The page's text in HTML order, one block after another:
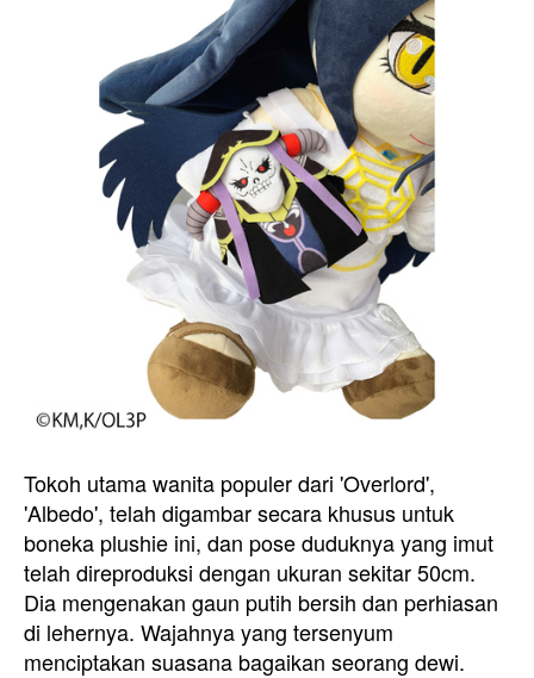
Tokoh utama wanita populer dari 'Overlord',
'Albedo', telah digambar secara khusus untuk
boneka plushie ini, dan pose duduknya yang imut
telah direproduksi dengan ukuran sekitar 50cm.
Dia mengenakan gaun putih bersih dan perhiasan
di lehernya. Wajahnya yang tersenyum
menciptakan suasana bagaikan seorang dewi.